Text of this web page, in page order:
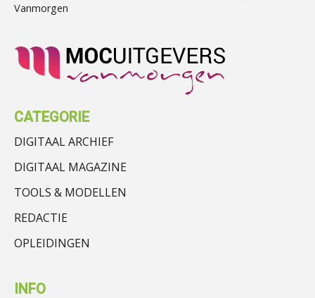
Vanmorgen
CATEGORIE
DIGITAAL ARCHIEF
DIGITAAL MAGAZINE
TOOLS & MODELLEN
REDACTIE
OPLEIDINGEN
INFO